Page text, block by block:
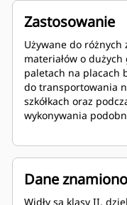
Zastosowanie
Używane do
materiałów o
paletach na placach
do transportowania
szkółkach oraz
wykonywania
Dane
Widły są klasy II,